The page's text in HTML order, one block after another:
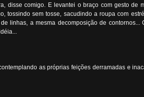
disse comigo. E levantei o braço com gesto
tossindo sem tosse, sacudindo a roupa com
linhas, a mesma decomposição de
as próprias feições derramadas e